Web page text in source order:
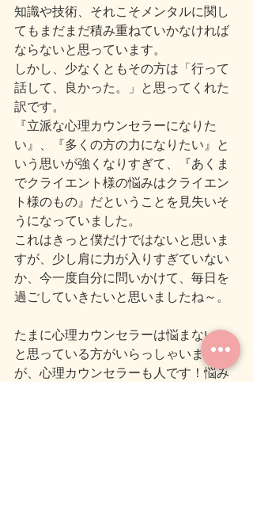
知識や技術、それこそメンタルに関し
てもまだまだ積み重ねていかなければ
ならないと思っています。
しかし、少なくともその方は「行って
話して、良かった。」と思ってくれた
訳です。
『立派な心理カウンセラーになりた
い』、『多くの方の力になりたい』と
いう思いが強くなりすぎて、『あくま
でクライエント様の悩みはクライエン
ト様のもの』だということを見失いそ
うになっていました。
これはきっと僕だけではないと思いま
すが、少し肩に力が入りすぎていない
か、今一度自分に問いかけて、毎日を
過ごしていきたいと思いましたね～。
たまに心理カウンセラーは悩まない、
と思っている方がいらっしゃいます
が、心理カウンセラーも人です！悩み